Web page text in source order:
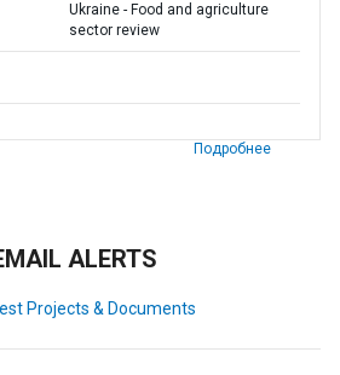
Ukraine - Food and agriculture
sector review
Подробнее
ALERTS
Projects & Documents